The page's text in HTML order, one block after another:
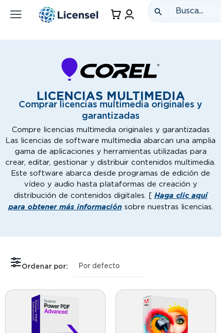
LICENCIAS MULTIMEDIA
Comprar licencias multimedia originales y
garantizadas
Compre licencias multimedia originales y garantizadas
Las licencias de software multimedia abarcan una amplia
gama de aplicaciones y herramientas utilizadas para
crear, editar, gestionar y distribuir contenidos multimedia.
Este software abarca desde programas de edición de
vídeo y audio hasta plataformas de creación y
distribución de contenidos digitales. [ Haga clic aquí
para obtener más informaciónsobre nuestras licencias.
Ordenar por: